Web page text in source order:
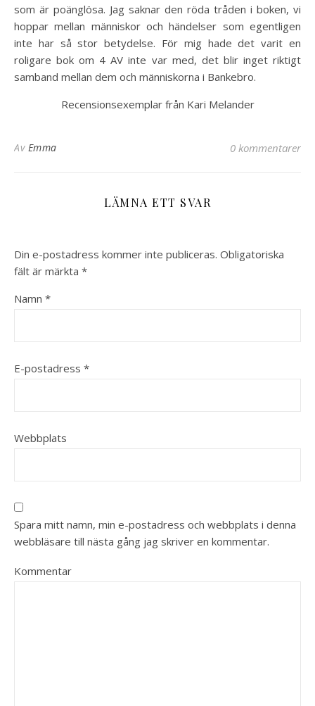
som är poänglösa. Jag saknar den röda tråden i boken, vi
hoppar mellan människor och händelser som egentligen
inte har så stor betydelse. För mig hade det varit en
roligare bok om 4 AV inte var med, det blir inget riktigt
samband mellan dem och människorna i Bankebro.
Recensionsexemplar från Kari Melander
Av Emma 0 kommentarer
LÄMNA ETT SVAR
Din e-postadress kommer inte publiceras. Obligatoriska
fält är märkta *
Namn *
E-postadress *
Webbplats
Spara mitt namn, min e-postadress och webbplats i denna
webbläsare till nästa gång jag skriver en kommentar.
Kommentar